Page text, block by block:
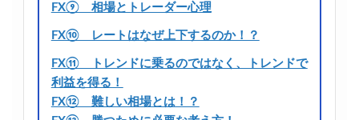
FX⑨ 相場とトレーダー心理
FX⑩ レートはなぜ上下するのか！？
FX⑪ トレンドに乗るのではなく、トレンドで
利益を得る！
FX⑫ 難しい相場とは！？